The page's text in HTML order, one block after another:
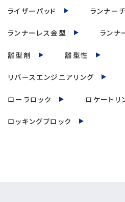
ライザーパッド ランナー
ランナーレス金型 ランナ
離型剤 離型性
リバースエンジニアリング
ローラロック ロケートリ
ロッキングブロック